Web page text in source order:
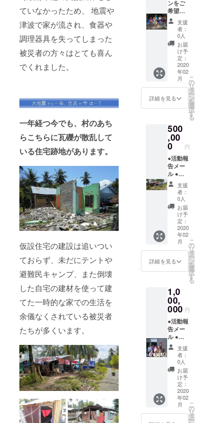
ていなかったため、 地震や
津波で家が流され、食器や
調理器具を失ってしまった
被災者の方々はとても喜ん
でくれました。
一年経つ今でも、村のあち
らこちらに瓦礫が散乱して
いる住宅跡地があります。
仮設住宅の建設は追いつい
ておらず、未だにテントや
避難民キャンプ、また倒壊
した自宅の建材を使って建
てた一時的な家での生活を
余儀なくされている被災者
たちが多くいます。
に名前
の掲載
(ご希望
の方の
団体
ホーム
ページ
に名前
の掲載
をご希
望の場
合は、
必ず備
のお名
前をご
記入く
ださ
い。ご
希望で
ない場
合は、
お手数
ですが
その旨
を備考
欄にご
記入く
ださ
い。
ンをご
希望で
ないあ
なたへ
～全額
をプロ
ジェク
ト実施
のため
に使わ
せてい
ただき
ます ～
●活動報
付控除
の領収
書
支援
者：
0人
お届
け予
定：
2020
年02
月
詳細を見る
こ
の
リ
タ
ー
ン
を
選
択
す
る
500
,00
0 円
●活動報
告メー
ル ●寄
付控除
の領収
書 ●村
人から
の感謝
のメッ
セージ
が入っ
た動画
●活動報
告会ご
招待
(2020年
東京都
内予定)
●弊団体
ホーム
ページ
に名前
の掲載
(ご希望
の方の
団体
ホーム
ページ
に名前
の掲載
をご希
望の場
支援
者：
0人
お届
け予
定：
2020
年02
月
詳細を見る
こ
の
リ
タ
ー
ン
を
選
択
す
る
1,0
00,
000 円
●活動報
告メー
ル ●寄
付控除
の領収
書 ●村
人から
の感謝
のメッ
セージ
が入っ
た動画
●活動報
支援
者：
0人
お届
け予
定：
2020
年02
月
こ
の
リ
タ
ー